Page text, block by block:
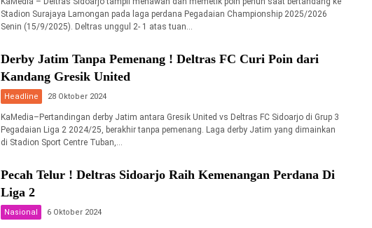
Stadion Surajaya Lamongan pada laga perdana Pegadaian Championship 2025/2026
Senin (15/9/2025). Deltras unggul 2- 1 atas tuan…
Derby Jatim Tanpa Pemenang ! Deltras FC Curi Poin dari
Kandang Gresik United
Headline 28 Oktober 2024
KaMedia–Pertandingan derby Jatim antara Gresik United vs Deltras FC Sidoarjo di Grup 3
Pegadaian Liga 2 2024/25, berakhir tanpa pemenang. Laga derby Jatim yang dimainkan
di Stadion Sport Centre Tuban,…
Pecah Telur ! Deltras Sidoarjo Raih Kemenangan Perdana Di
Liga 2
Nasional 6 Oktober 2024